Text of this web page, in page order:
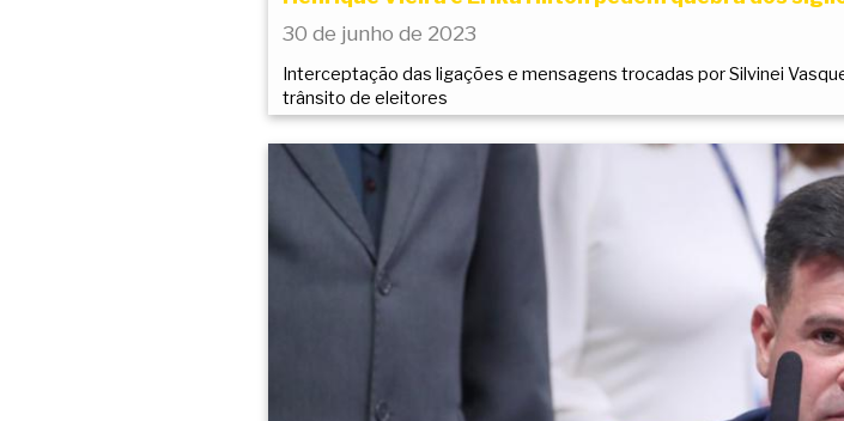
30 de junho de 2023
Interceptação das ligações e mensagens trocadas por Silvinei
trânsito de eleitores